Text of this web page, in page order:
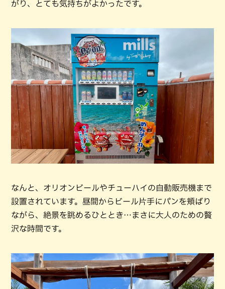
がり、とても気持ちがよかったです。
なんと、オリオンビールやチューハイの自動販売機まで
設置されています。昼間からビール片手にパンを頬ばり
ながら、絶景を眺めるひととき…まさに大人のための贅
沢な時間です。